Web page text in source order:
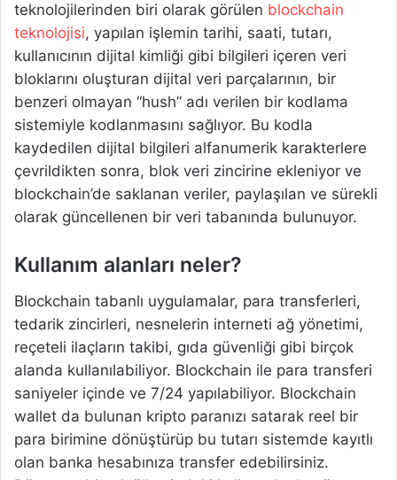
teknolojilerinden biri olarak görülen blockchain
teknolojisi, yapılan işlemin tarihi, saati, tutarı,
kullanıcının dijital kimliği gibi bilgileri içeren veri
bloklarını oluşturan dijital veri parçalarının, bir
benzeri olmayan “hush” adı verilen bir kodlama
sistemiyle kodlanmasını sağlıyor. Bu kodla
kaydedilen dijital bilgileri alfanumerik karakterlere
çevrildikten sonra, blok veri zincirine ekleniyor ve
blockchain’de saklanan veriler, paylaşılan ve sürekli
olarak güncellenen bir veri tabanında bulunuyor.
Kullanım alanları neler?
Blockchain tabanlı uygulamalar, para transferleri,
tedarik zincirleri, nesnelerin interneti ağ yönetimi,
reçeteli ilaçların takibi, gıda güvenliği gibi birçok
alanda kullanılabiliyor. Blockchain ile para transferi
saniyeler içinde ve 7/24 yapılabiliyor. Blockchain
wallet da bulunan kripto paranızı satarak reel bir
para birimine dönüştürüp bu tutarı sistemde kayıtlı
olan banka hesabınıza transfer edebilirsiniz.